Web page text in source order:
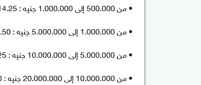
• من 500.000 إلى 1.000.000 جنيه : 14.25%.
• من 1.000.000 إلى 5.000.000 جنيه : 15.50%
• من 5.000.000 إلى 10.000.000 جنيه : 16.25%
• من 10.000.000 إلى 20.000.000 جنيه : 16.50%